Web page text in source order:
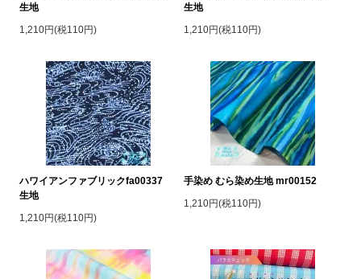
生地
1,210円(税110円)
生地
1,210円(税110円)
ハワイアンファブリックfa00337
生地
1,210円(税110円)
手染め むら染め生地 mr00152
1,210円(税110円)